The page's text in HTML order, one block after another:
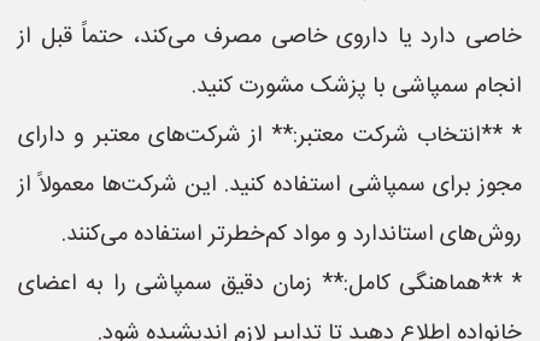
خاصی دارد یا داروی خاصی مصرف می‌کند، حتماً قبل از
انجام سمپاشی با پزشک مشورت کنید.
* **انتخاب شرکت معتبر:** از شرکت‌های معتبر و دارای
مجوز برای سمپاشی استفاده کنید. این شرکت‌ها معمولاً از
روش‌های استاندارد و مواد کم‌خطرتر استفاده می‌کنند.
* **هماهنگی کامل:** زمان دقیق سمپاشی را به اعضای
خانواده اطلاع دهید تا تدابیر لازم اندیشیده شود.